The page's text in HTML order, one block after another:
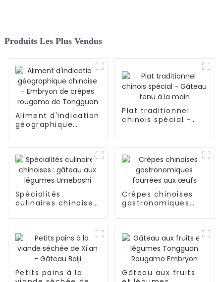
Produits Les Plus Vendus
Aliment d'indication
géographique
Plat traditionnel
chinois spécial -
Spécialités
culinaires chinoises
Crêpes chinoises
gastronomiques
Petits pains à la
Gâteau aux fruits